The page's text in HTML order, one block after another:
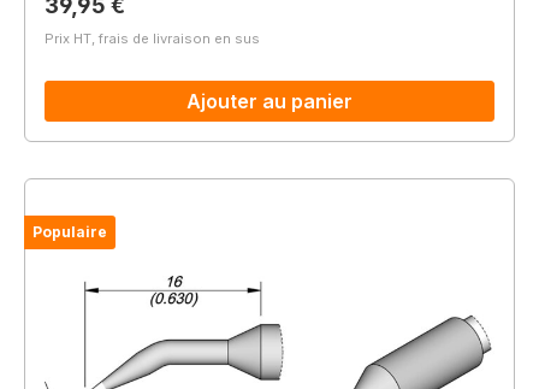
39,95 €
Prix HT, frais de livraison en sus
Ajouter au panier
Populaire